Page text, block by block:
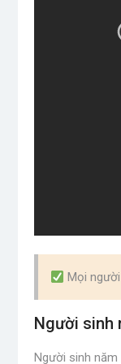
Mọi
Người sinh
Người sinh